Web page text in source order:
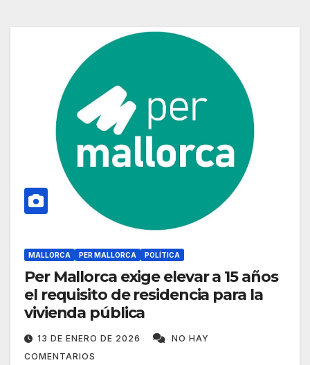
MALLORCA PER MALLORCA POLÍTICA
Per Mallorca exige elevar a 15 años
el requisito de residencia para la
vivienda pública
13 DE ENERO DE 2026
NO HAY
COMENTARIOS